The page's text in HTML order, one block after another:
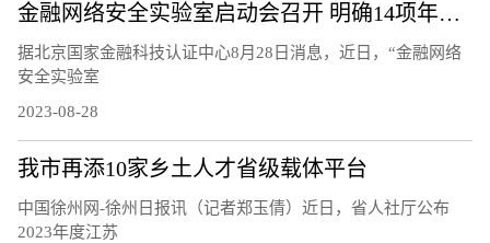
金融网络安全实验室启动会召开 明确14项年度重点工作任务
据北京国家金融科技认证中心8月28日消息，近日，“金融网络
安全实验室
2023-08-28
我市再添10家乡土人才省级载体平台
中国徐州网-徐州日报讯（记者郑玉倩）近日，省人社厅公布
2023年度江苏